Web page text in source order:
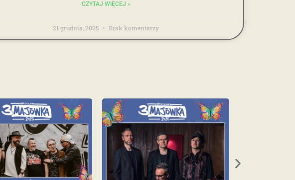
CZYTAJ WIĘCEJ »
21 grudnia, 2025 Brak komentarzy